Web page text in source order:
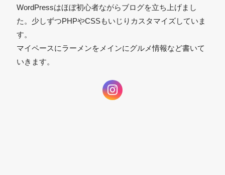
WordPressはほぼ初心者ながらブログを立ち上げまし
た。少しずつPHPやCSSもいじりカスタマイズしていま
す。
マイペースにラーメンをメインにグルメ情報など書いて
いきます。